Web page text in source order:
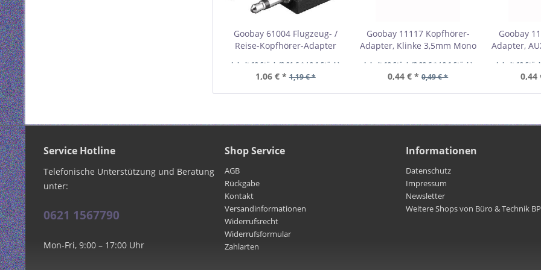
Goobay 61004 Flugzeug- /
Reise-Kopfhörer-Adapter
Mindestbestellmenge 10
Inhalt 10 Stück (0,01 € * / 0.1 Stück)
1,06 € * 1,19 € *
Goobay 11117 Kopfhörer-
Adapter, Klinke 3,5mm Mono
Inhalt 10 Stück (0,00 € * / 0.1 Stück)
0,44 € * 0,49 € *
Goobay
Adapter,
Inhalt 10 Stück
0,44
Service Hotline
Telefonische Unterstützung und Beratung
unter:
0621 1567790
Mon-Fri, 9:00 – 17:00 Uhr
Shop Service
AGB
Rückgabe
Kontakt
Versandinformationen
Widerrufsrecht
Widerrufsformular
Zahlarten
Informationen
Datenschutz
Impressum
Newsletter
Weitere Shops von Büro & Technik